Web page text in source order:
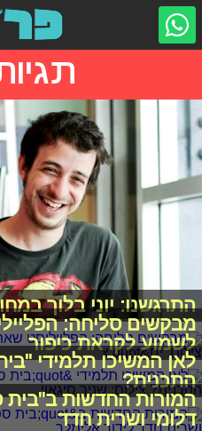
התרגשנו: יוני בלוך
מבקשים סליחה:
לשמוע לקראת כיפור
לאן המשיכו תלמידי
התכנית?
המורות החדשות ב"בית
דלומי ושרית חדד